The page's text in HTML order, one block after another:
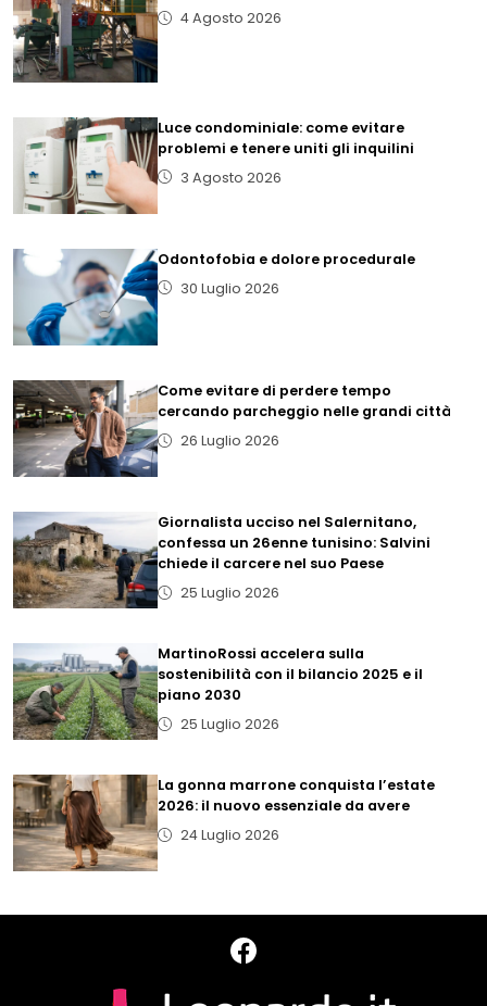
4 Agosto 2026
Luce condominiale: come evitare
problemi e tenere uniti gli inquilini
3 Agosto 2026
Odontofobia e dolore procedurale
30 Luglio 2026
Come evitare di perdere tempo
cercando parcheggio nelle grandi città
26 Luglio 2026
Giornalista ucciso nel Salernitano,
confessa un 26enne tunisino: Salvini
chiede il carcere nel suo Paese
25 Luglio 2026
MartinoRossi accelera sulla
sostenibilità con il bilancio 2025 e il
piano 2030
25 Luglio 2026
La gonna marrone conquista l’estate
2026: il nuovo essenziale da avere
24 Luglio 2026